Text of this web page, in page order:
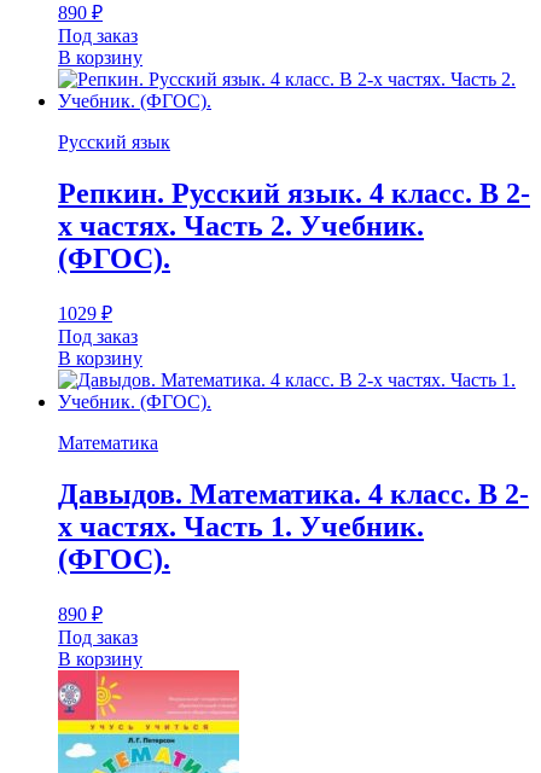
890 ₽
Под заказ
В корзину
Русский язык
Репкин. Русский язык. 4 класс. В 2-
х частях. Часть 2. Учебник.
(ФГОС).
1029 ₽
Под заказ
В корзину
Математика
Давыдов. Математика. 4 класс. В 2-
х частях. Часть 1. Учебник.
(ФГОС).
890 ₽
Под заказ
В корзину